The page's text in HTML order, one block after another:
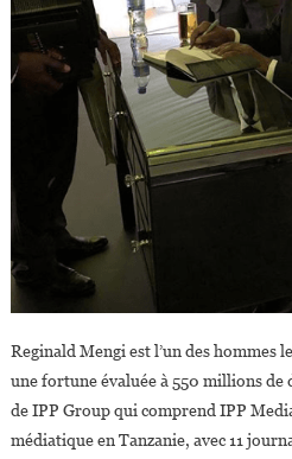
Reginald Mengi est l’un des hommes
une fortune évaluée à 550 millions
de IPP Group qui comprend IPP
médiatique en Tanzanie, avec 11